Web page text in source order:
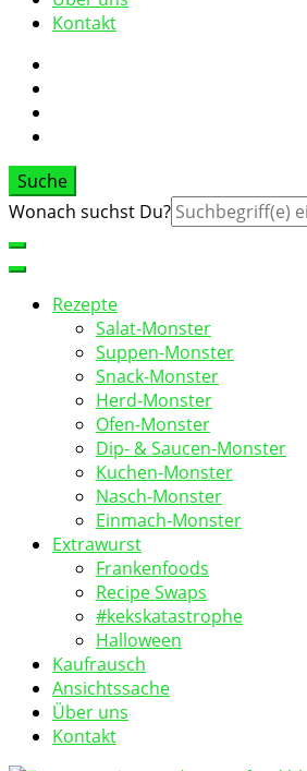
Kontakt
Suche
Suche
Wonach suchst Du?
Rezepte
Salat-Monster
Suppen-Monster
Snack-Monster
Herd-Monster
Ofen-Monster
Dip- & Saucen-Monster
Kuchen-Monster
Nasch-Monster
Einmach-Monster
Extrawurst
Frankenfoods
Recipe Swaps
#kekskatastrophe
Halloween
Kaufrausch
Ansichtssache
Über uns
Kontakt